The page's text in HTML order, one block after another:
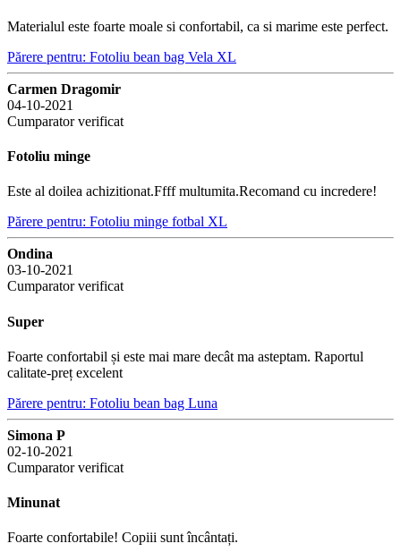
Materialul este foarte moale si confortabil, ca si marime este perfect.
Părere pentru: Fotoliu bean bag Vela XL
Carmen Dragomir
04-10-2021
Cumparator verificat
Fotoliu minge
Este al doilea achizitionat.Ffff multumita.Recomand cu incredere!
Părere pentru: Fotoliu minge fotbal XL
Ondina
03-10-2021
Cumparator verificat
Super
Foarte confortabil și este mai mare decât ma asteptam. Raportul
calitate-preț excelent
Părere pentru: Fotoliu bean bag Luna
Simona P
02-10-2021
Cumparator verificat
Minunat
Foarte confortabile! Copiii sunt încântați.